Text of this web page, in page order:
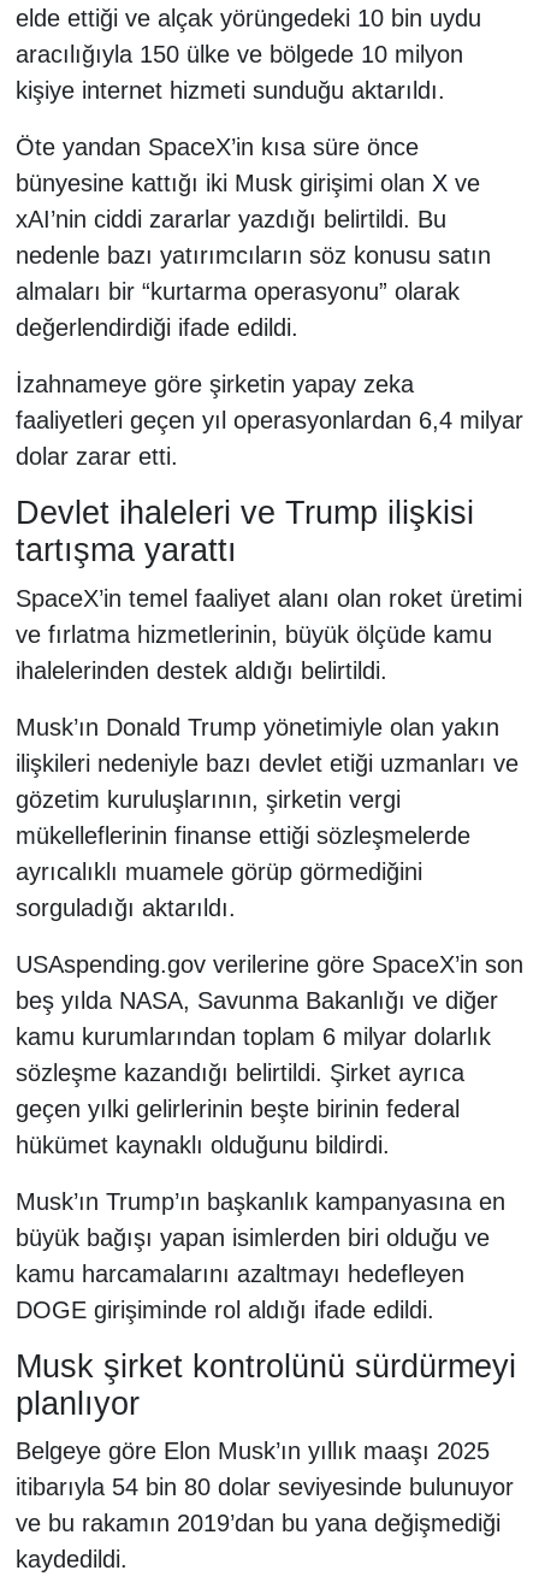
elde ettiği ve alçak yörüngedeki 10 bin uydu
aracılığıyla 150 ülke ve bölgede 10 milyon
kişiye internet hizmeti sunduğu aktarıldı.
Öte yandan SpaceX’in kısa süre önce
bünyesine kattığı iki Musk girişimi olan Xve
xAI’nin ciddi zararlar yazdığı belirtildi. Bu
nedenle bazı yatırımcıların söz konusu satın
almaları bir “kurtarma operasyonu” olarak
değerlendirdiği ifade edildi.
İzahnameye göre şirketin yapay zeka
faaliyetleri geçen yıl operasyonlardan 6,4 milyar
dolar zarar etti.
Devlet ihaleleri ve Trump ilişkisi
tartışma yarattı
SpaceX’in temel faaliyet alanı olan roket üretimi
ve fırlatma hizmetlerinin, büyük ölçüde kamu
ihalelerinden destek aldığı belirtildi.
Musk’ın Donald Trump yönetimiyle olan yakın
ilişkileri nedeniyle bazı devlet etiği uzmanları ve
gözetim kuruluşlarının, şirketin vergi
mükelleflerinin finanse ettiği sözleşmelerde
ayrıcalıklı muamele görüp görmediğini
sorguladığı aktarıldı.
USAspending.gov verilerine göre SpaceX’in son
beş yılda NASA, Savunma Bakanlığı ve diğer
kamu kurumlarından toplam 6 milyar dolarlık
sözleşme kazandığı belirtildi. Şirket ayrıca
geçen yılki gelirlerinin beşte birinin federal
hükümet kaynaklı olduğunu bildirdi.
Musk’ın Trump’ın başkanlık kampanyasına en
büyük bağışı yapan isimlerden biri olduğu ve
kamu harcamalarını azaltmayı hedefleyen
DOGE girişiminde rol aldığı ifade edildi.
Musk şirket kontrolünü sürdürmeyi
planlıyor
Belgeye göre Elon Musk’ın yıllık maaşı 2025
itibarıyla 54 bin 80 dolar seviyesinde bulunuyor
ve bu rakamın 2019’dan bu yana değişmediği
kaydedildi.